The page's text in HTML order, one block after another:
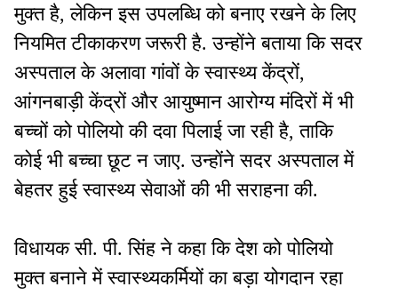
मुक्त है, लेकिन इस उपलब्धि को बनाए रखने के लिए
नियमित टीकाकरण जरूरी है. उन्होंने बताया कि सदर
अस्पताल के अलावा गांवों के स्वास्थ्य केंद्रों,
आंगनबाड़ी केंद्रों और आयुष्मान आरोग्य मंदिरों में भी
बच्चों को पोलियो की दवा पिलाई जा रही है, ताकि
कोई भी बच्चा छूट न जाए. उन्होंने सदर अस्पताल में
बेहतर हुई स्वास्थ्य सेवाओं की भी सराहना की.
विधायक सी. पी. सिंह ने कहा कि देश को पोलियो
मुक्त बनाने में स्वास्थ्यकर्मियों का बड़ा योगदान रहा